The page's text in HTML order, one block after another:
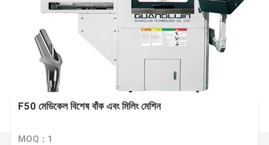
F50 মেডিকেল বিশেষ বাঁক এবং মিলিং মেশিন
MOQ：1